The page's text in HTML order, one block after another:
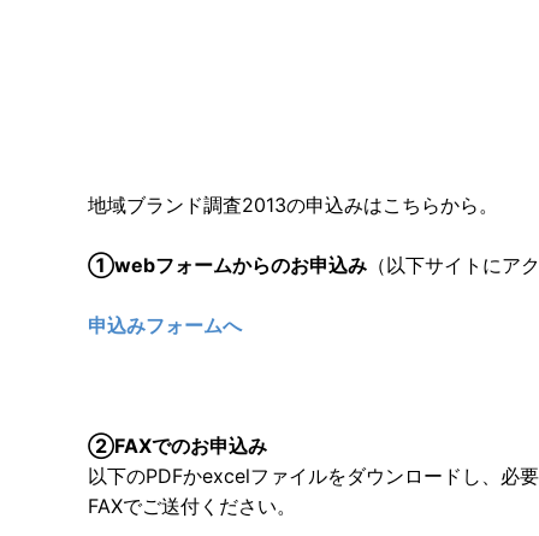
地域ブランド調査2013の申込みはこちらから。
①webフォームからのお申込み （以下サイトにア
申込みフォームへ
②FAXでのお申込み
以下のPDFかexcelファイルをダウンロードし、必要
FAXでご送付ください。